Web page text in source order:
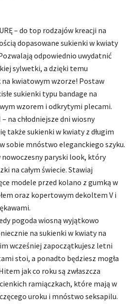
– do top rodzajów kreacji na
dopasowane sukienki w kwiaty
odpowiednio uwydatnić
sylwetki, a dzięki temu
kwiatowym wzorze! Postaw
sukienki typu bandage na
wzorem i odkrytymi plecami.
– na chłodniejsze dni wiosny
także sukienki w kwiaty z długim
sobie mnóstwo eleganckiego szyku.
nowoczesny paryski look, który
na całym świecie. Stawiaj
modele przed kolano z gumką w
oraz kopertowym dekoltem V i
pogoda wiosną wyjątkowo
na sukienki w kwiaty na
wcześniej zapoczątkujesz letni
stoi, a ponadto będziesz mogła
jak co roku są zwłaszcza
ramiączkach, które mają w
uroku i mnóstwo seksapilu.